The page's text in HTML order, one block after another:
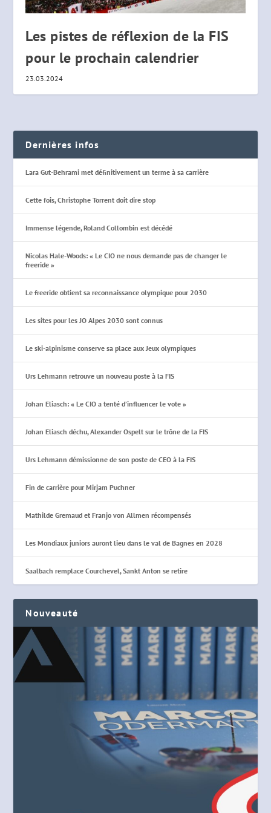
Les pistes de réflexion de la FIS
pour le prochain calendrier
23.03.2024
Dernières infos
Lara Gut-Behrami met définitivement un terme à sa carrière
Cette fois, Christophe Torrent doit dire stop
Immense légende, Roland Collombin est décédé
Nicolas Hale-Woods: « Le CIO ne nous demande pas de changer le
freeride »
Le freeride obtient sa reconnaissance olympique pour 2030
Les sites pour les JO Alpes 2030 sont connus
Le ski-alpinisme conserve sa place aux Jeux olympiques
Urs Lehmann retrouve un nouveau poste à la FIS
Johan Eliasch: « Le CIO a tenté d’influencer le vote »
Johan Eliasch déchu, Alexander Ospelt sur le trône de la FIS
Urs Lehmann démissionne de son poste de CEO à la FIS
Fin de carrière pour Mirjam Puchner
Mathilde Gremaud et Franjo von Allmen récompensés
Les Mondiaux juniors auront lieu dans le val de Bagnes en 2028
Saalbach remplace Courchevel, Sankt Anton se retire
Nouveauté